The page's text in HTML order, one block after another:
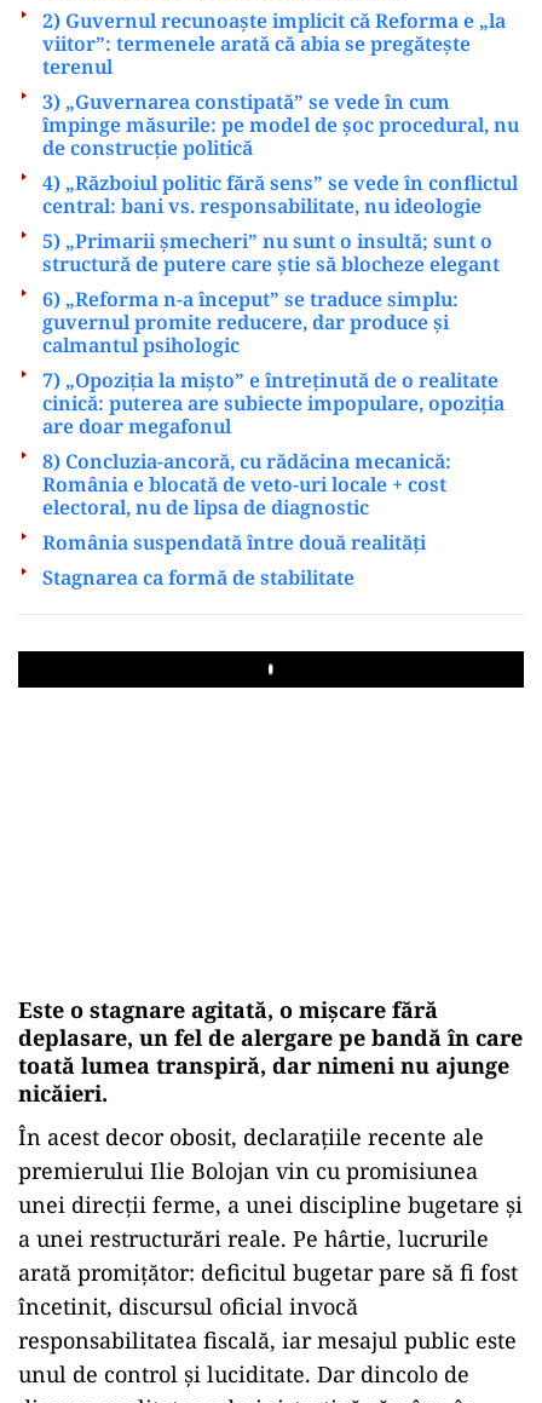
2) Guvernul recunoaște implicit că Reforma e „la
viitor”: termenele arată că abia se pregătește
terenul
3) „Guvernarea constipată” se vede în cum
împinge măsurile: pe model de șoc procedural, nu
de construcție politică
4) „Războiul politic fără sens” se vede în conflictul
central: bani vs. responsabilitate, nu ideologie
5) „Primarii șmecheri” nu sunt o insultă; sunt o
structură de putere care știe să blocheze elegant
6) „Reforma n-a început” se traduce simplu:
guvernul promite reducere, dar produce și
calmantul psihologic
7) „Opoziția la mișto” e întreținută de o realitate
cinică: puterea are subiecte impopulare, opoziția
are doar megafonul
8) Concluzia-ancoră, cu rădăcina mecanică:
România e blocată de veto-uri locale + cost
electoral, nu de lipsa de diagnostic
România suspendată între două realități
Stagnarea ca formă de stabilitate
Play
Este o stagnare agitată, o mișcare fără
deplasare, un fel de alergare pe bandă în care
toată lumea transpiră, dar nimeni nu ajunge
nicăieri.
În acest decor obosit, declarațiile recente ale
premierului Ilie Bolojan vin cu promisiunea
unei direcții ferme, a unei discipline bugetare și
a unei restructurări reale. Pe hârtie, lucrurile
arată promițător: deficitul bugetar pare să fi fost
încetinit, discursul oficial invocă
responsabilitatea fiscală, iar mesajul public este
unul de control și luciditate. Dar dincolo de